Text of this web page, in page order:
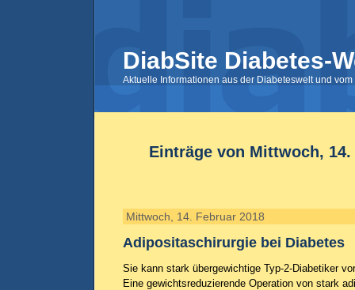
DiabSite Diabetes-
Aktuelle Informationen aus der Diabeteswelt und
Einträge von Mittwoch, 14.
Mittwoch, 14. Februar 2018
Adipositaschirurgie bei Diabetes
Sie kann stark übergewichtige Typ-2-Diabetiker
Eine gewichtsreduzierende Operation von stark